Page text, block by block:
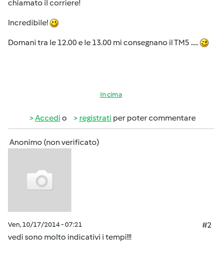
chiamato il corriere!
Incredibile!
Domani tra le 12.00 e le 13.00 mi consegnano il TM5 .....
In cima
Accedi o registrati per poter commentare
Anonimo (non verificato)
Ven, 10/17/2014 - 07:21
#2
vedi sono molto indicativi i tempi!!!